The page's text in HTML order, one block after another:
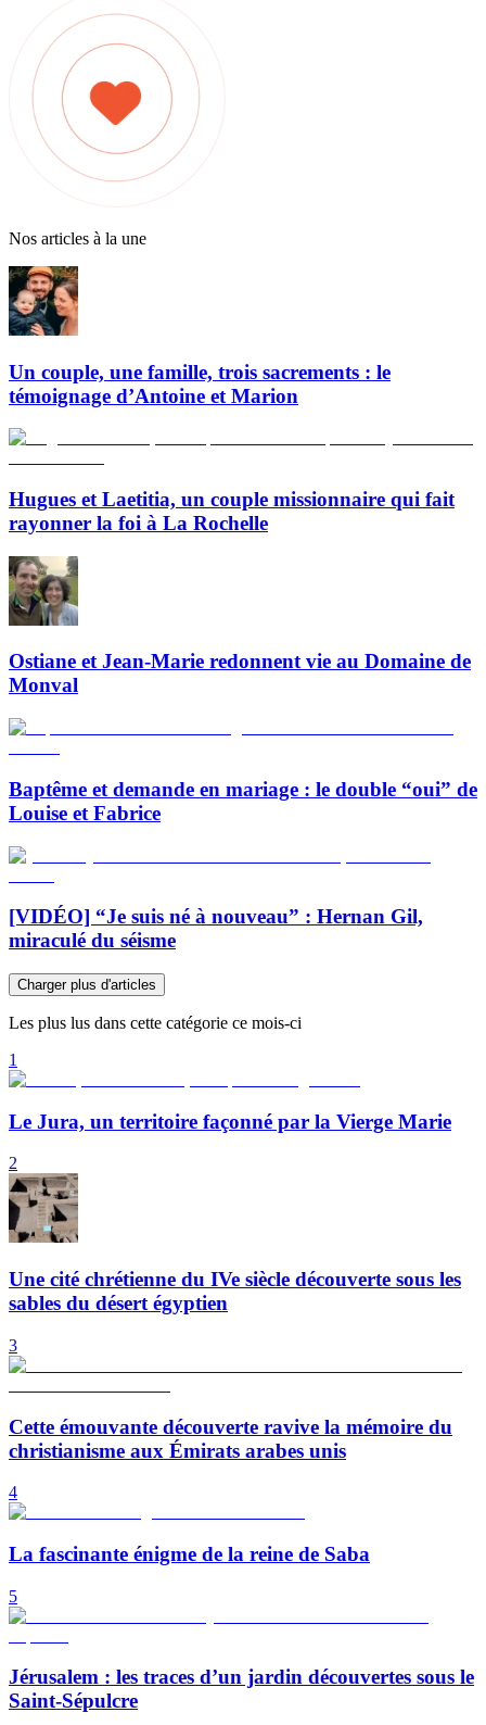
Nos articles à la une
Un couple, une famille, trois sacrements : le
témoignage d’Antoine et Marion
Hugues et Laetitia, un couple missionnaire qui fait
rayonner la foi à La Rochelle
Ostiane et Jean-Marie redonnent vie au Domaine de
Monval
Baptême et demande en mariage : le double “oui” de
Louise et Fabrice
[VIDÉO] “Je suis né à nouveau” : Hernan Gil,
miraculé du séisme
Charger plus d'articles
Les plus lus dans cette catégorie ce mois-ci
1
Le Jura, un territoire façonné par la Vierge Marie
2
Une cité chrétienne du IVe siècle découverte sous les
sables du désert égyptien
3
Cette émouvante découverte ravive la mémoire du
christianisme aux Émirats arabes unis
4
La fascinante énigme de la reine de Saba
5
Jérusalem : les traces d’un jardin découvertes sous le
Saint-Sépulcre